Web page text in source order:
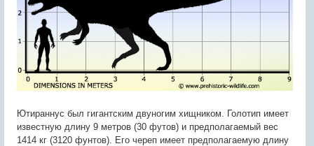
Ютираннус был гигантским двуногим хищником. Голотип имеет
известную длину 9 метров (30 футов) и предполагаемый вес
1414 кг (3120 фунтов). Его череп имеет предполагаемую длину